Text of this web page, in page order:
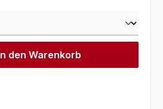
den Warenkorb